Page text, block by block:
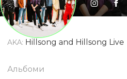
AKA: Hillsong and Hillsong Live
Альбоми